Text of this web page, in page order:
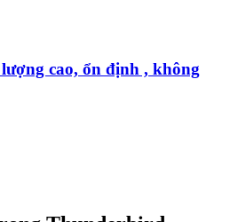
cao, ổn định , không